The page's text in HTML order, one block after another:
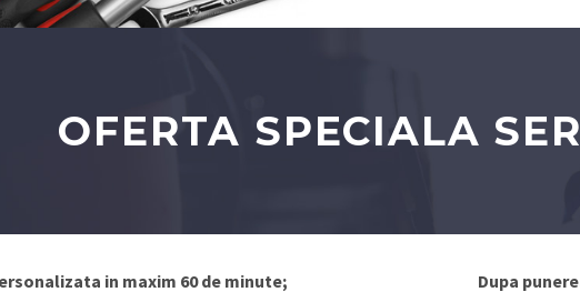
OFERTA SPECIALA
in maxim 60 de minute;
Dupa